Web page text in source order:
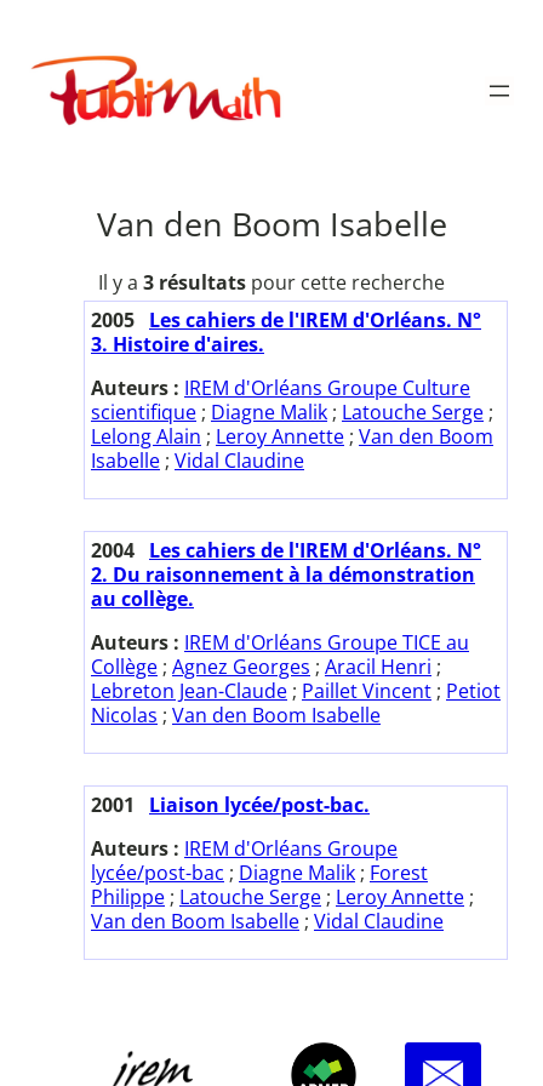
contenu
Publimath
Van den Boom Isabelle
Il y a 3 résultats pour cette recherche
2005 Les cahiers de l'IREM d'Orléans. N°
3. Histoire d'aires.
Auteurs : IREM d'Orléans Groupe Culture
scientifique ; Diagne Malik ; Latouche Serge ;
Lelong Alain ; Leroy Annette ; Van den Boom
Isabelle ; Vidal Claudine
2004 Les cahiers de l'IREM d'Orléans. N°
2. Du raisonnement à la démonstration
au collège.
Auteurs : IREM d'Orléans Groupe TICE au
Collège ; Agnez Georges ; Aracil Henri ;
Lebreton Jean-Claude ; Paillet Vincent ; Petiot
Nicolas ; Van den Boom Isabelle
2001
Liaison lycée/post-bac.
Auteurs : IREM d'Orléans Groupe
lycée/post-bac ; Diagne Malik ; Forest
Philippe ; Latouche Serge ; Leroy Annette ;
Van den Boom Isabelle ; Vidal Claudine